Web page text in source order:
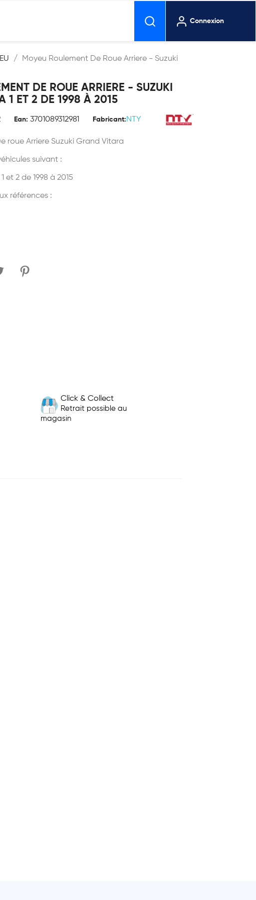
Connexion
Moyeu Roulement De Roue Arriere - Suzuki
DE ROUE ARRIERE - SUZUKI
1 ET 2 DE 1998 À 2015
Ean: 3701089312981 Fabricant: NTY
roue Arriere Suzuki Grand Vitara
suivant :
et 2 de 1998 à 2015
références :
Click & Collect
Retrait possible au
magasin